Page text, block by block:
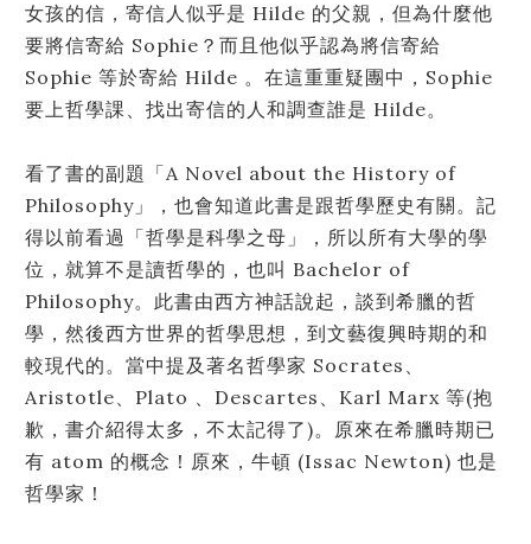
女孩的信，寄信人似乎是 Hilde 的父親，但為什麼他
要將信寄給 Sophie？而且他似乎認為將信寄給
Sophie 等於寄給 Hilde 。在這重重疑團中，Sophie
要上哲學課、找出寄信的人和調查誰是 Hilde。
看了書的副題「A Novel about the History of
Philosophy」，也會知道此書是跟哲學歷史有關。記
得以前看過「哲學是科學之母」，所以所有大學的學
位，就算不是讀哲學的，也叫 Bachelor of
Philosophy。此書由西方神話說起，談到希臘的哲
學，然後西方世界的哲學思想，到文藝復興時期的和
較現代的。當中提及著名哲學家 Socrates、
Aristotle、Plato 、Descartes、Karl Marx 等(抱
歉，書介紹得太多，不太記得了)。原來在希臘時期已
有 atom 的概念！原來，牛頓 (Issac Newton) 也是
哲學家！